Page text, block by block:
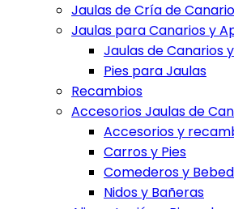
Jaulas de Cría de
Jaulas para Canarios y
Jaulas de Canarios
Pies para Jaulas
Recambios
Accesorios Jaulas de
Accesorios y
Carros y Pies
Comederos y
Nidos y Bañeras